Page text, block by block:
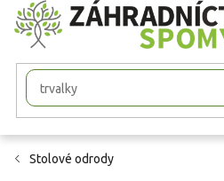
Prejsť
na
obsah
Stolové odrody